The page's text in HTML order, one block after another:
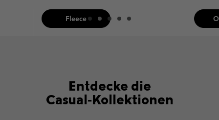
Fleece
Entdecke die
Casual‑Kollektionen